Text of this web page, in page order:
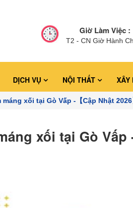
Giờ Làm Việc :
T2 - CN Giờ Hành
DỊCH VỤ NỘI THẤT XÂY
xối tại Gò Vấp -【Cập Nhật 2026
xối tại Gò Vấp